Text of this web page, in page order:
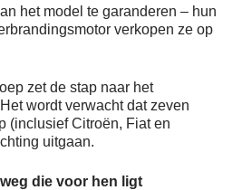
het model te garanderen – hun
verkopen ze op
zet de stap naar het
wordt verwacht dat zeven
(inclusief Citroën, Fiat en
uitgaan.
die voor hen ligt